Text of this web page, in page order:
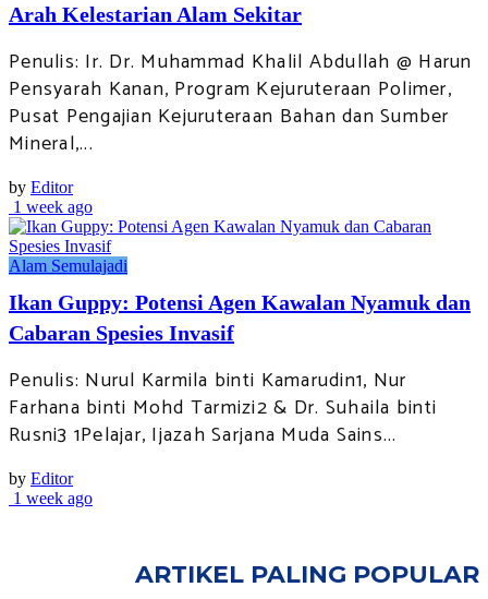
Arah Kelestarian Alam Sekitar
Penulis: Ir. Dr. Muhammad Khalil Abdullah @ Harun
Pensyarah Kanan, Program Kejuruteraan Polimer,
Pusat Pengajian Kejuruteraan Bahan dan Sumber
Mineral,...
by Editor
1 week ago
Alam Semulajadi
Ikan Guppy: Potensi Agen Kawalan Nyamuk dan
Cabaran Spesies Invasif
Penulis: Nurul Karmila binti Kamarudin1, Nur
Farhana binti Mohd Tarmizi2 & Dr. Suhaila binti
Rusni3 1Pelajar, Ijazah Sarjana Muda Sains...
by Editor
1 week ago
ARTIKEL PALING POPULAR